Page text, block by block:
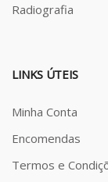
Radiografia
LINKS ÚTEIS
Minha Conta
Encomendas
Termos e